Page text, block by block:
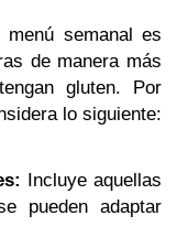
semanal es
de manera más
gluten. Por
lo siguiente:
Incluye aquellas
pueden adaptar